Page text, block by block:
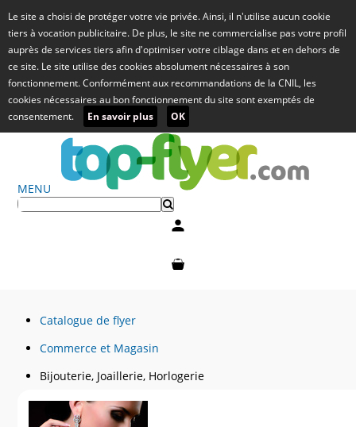
Le site a choisi de protéger votre vie privée. Ainsi, il n'utilise aucun cookie
tiers à vocation publicitaire. De plus, le site ne commercialise pas votre profil
auprès de services tiers afin d'optimiser votre ciblage dans et en dehors de
ce site. Le site utilise des cookies absolument nécessaires à son
fonctionnement. Conformément aux recommandations de la CNIL, les
cookies nécessaires au bon fonctionnement du site sont exemptés de
consentement.
En savoir plus OK
MENU
Catalogue de flyer
Commerce et Magasin
Bijouterie, Joaillerie, Horlogerie